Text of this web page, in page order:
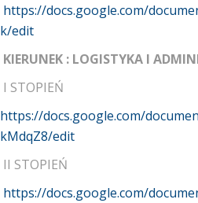
https://docs.google.com/
k/edit
KIERUNEK : LOGISTYKA I
I STOPIEŃ
https://docs.google.com/
kMdqZ8/edit
II STOPIEŃ
https://docs.google.com/